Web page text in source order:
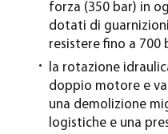
forza (350 bar) in
dotati di
resistere fino a 700
la rotazione
doppio motore e
una demolizione
logistiche e una